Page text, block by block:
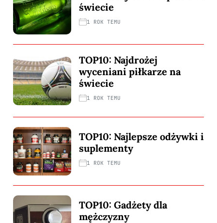
świecie
1 ROK TEMU
TOP10: Najdrożej
wyceniani piłkarze na
świecie
1 ROK TEMU
TOP10: Najlepsze odżywki i
suplementy
1 ROK TEMU
TOP10: Gadżety dla
mężczyzny